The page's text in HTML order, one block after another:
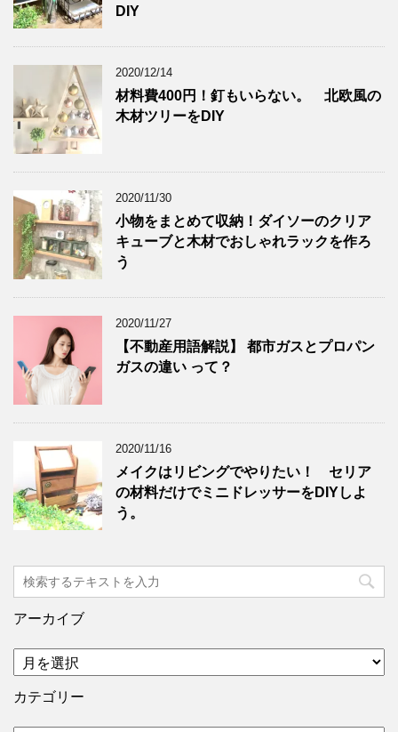
DIY
2020/12/14
材料費400円！釘もいらない。 北欧風の
木材ツリーをDIY
2020/11/30
小物をまとめて収納！ダイソーのクリア
キューブと木材でおしゃれラックを作ろ
う
2020/11/27
【不動産用語解説】 都市ガスとプロパン
ガスの違い って？
2020/11/16
メイクはリビングでやりたい！ セリア
の材料だけでミニドレッサーをDIYしよ
う。
アーカイブ
カテゴリー